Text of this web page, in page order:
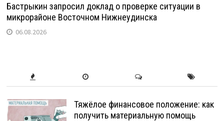
Бастрыкин запросил доклад о проверке ситуации в
микрорайоне Восточном Нижнеудинска
06.08.2026
Тяжёлое финансовое положение: как
получить материальную помощь